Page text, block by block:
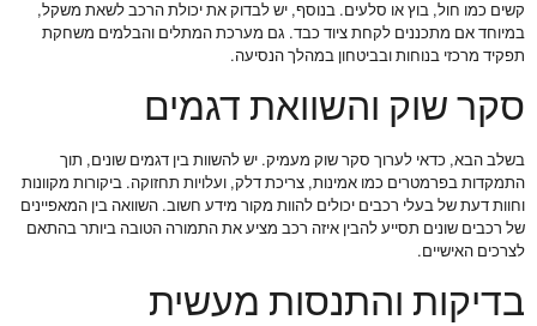
קשים כמו חול, בוץ או סלעים. בנוסף, יש לבדוק את יכולת הרכב לשאת משקל,
במיוחד אם מתכננים לקחת ציוד כבד. גם מערכת המתלים והבלמים משחקת
תפקיד מרכזי בנוחות ובביטחון במהלך הנסיעה.
סקר שוק והשוואת דגמים
בשלב הבא, כדאי לערוך סקר שוק מעמיק. יש להשוות בין דגמים שונים, תוך
התמקדות בפרמטרים כמו אמינות, צריכת דלק, ועלויות תחזוקה. ביקורות מקוונות
וחוות דעת של בעלי רכבים יכולים להוות מקור מידע חשוב. השוואה בין המאפיינים
של רכבים שונים תסייע להבין איזה רכב מציע את התמורה הטובה ביותר בהתאם
לצרכים האישיים.
בדיקות והתנסות מעשית